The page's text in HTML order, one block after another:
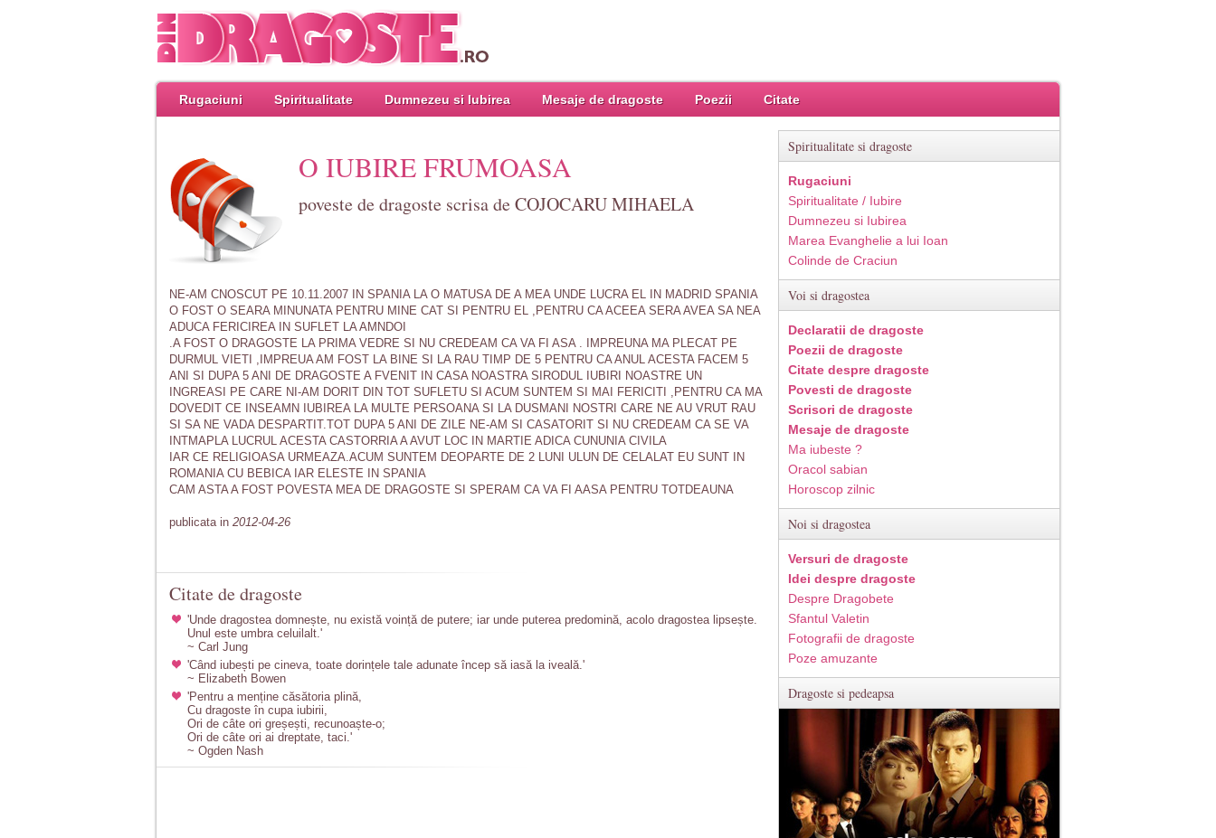
Rugaciuni Spiritualitate Dumnezeu si Iubirea Mesaje de dragoste Poezii Citate
O IUBIRE FRUMOASA
poveste de dragoste scrisa de COJOCARU MIHAELA
NE-AM CNOSCUT PE 10.11.2007 IN SPANIA LA O MATUSA DE A MEA UNDE LUCRA EL IN MADRID SPANIA
O FOST O SEARA MINUNATA PENTRU MINE CAT SI PENTRU EL ,PENTRU CA ACEEA SERA AVEA SA NEA
ADUCA FERICIREA IN SUFLET LA AMNDOI
.A FOST O DRAGOSTE LA PRIMA VEDRE SI NU CREDEAM CA VA FI ASA . IMPREUNA MA PLECAT PE
DURMUL VIETI ,IMPREUA AM FOST LA BINE SI LA RAU TIMP DE 5 PENTRU CA ANUL ACESTA FACEM 5
ANI SI DUPA 5 ANI DE DRAGOSTE A FVENIT IN CASA NOASTRA SIRODUL IUBIRI NOASTRE UN
INGREASI PE CARE NI-AM DORIT DIN TOT SUFLETU SI ACUM SUNTEM SI MAI FERICITI ,PENTRU CA MA
DOVEDIT CE INSEAMN IUBIREA LA MULTE PERSOANA SI LA DUSMANI NOSTRI CARE NE AU VRUT RAU
SI SA NE VADA DESPARTIT.TOT DUPA 5 ANI DE ZILE NE-AM SI CASATORIT SI NU CREDEAM CA SE VA
INTMAPLA LUCRUL ACESTA CASTORRIA A AVUT LOC IN MARTIE ADICA CUNUNIA CIVILA
IAR CE RELIGIOASA URMEAZA.ACUM SUNTEM DEOPARTE DE 2 LUNI ULUN DE CELALAT EU SUNT IN
ROMANIA CU BEBICA IAR ELESTE IN SPANIA
CAM ASTA A FOST POVESTA MEA DE DRAGOSTE SI SPERAM CA VA FI AASA PENTRU TOTDEAUNA
publicata in 2012-04-26
Citate de dragoste
'Unde dragostea domnește, nu există voință de putere; iar unde puterea predomină, acolo dragostea lipsește.
Unul este umbra celuilalt.'
~ Carl Jung
'Când iubești pe cineva, toate dorințele tale adunate încep să iasă la iveală.'
~ Elizabeth Bowen
'Pentru a menține căsătoria plină,
Cu dragoste în cupa iubirii,
Ori de câte ori greșești, recunoaște-o;
Ori de câte ori ai dreptate, taci.'
~ Ogden Nash
Spiritualitate si dragoste
Rugaciuni
Spiritualitate / Iubire
Dumnezeu si Iubirea
Marea Evanghelie a lui Ioan
Colinde de Craciun
Voi si dragostea
Declaratii de dragoste
Poezii de dragoste
Citate despre dragoste
Povesti de dragoste
Scrisori de dragoste
Mesaje de dragoste
Ma iubeste ?
Oracol sabian
Horoscop zilnic
Noi si dragostea
Versuri de dragoste
Idei despre dragoste
Despre Dragobete
Sfantul Valetin
Fotografii de dragoste
Poze amuzante
Dragoste si pedeapsa